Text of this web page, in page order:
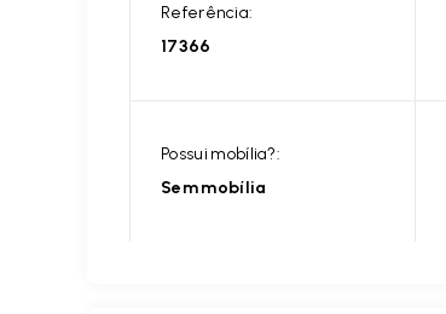
Referência:
17366
Possui mobília?:
Sem mobília